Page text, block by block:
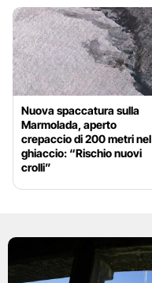
Nuova spaccatura sulla
Marmolada, aperto
crepaccio di 200 metri nel
ghiaccio: “Rischio nuovi
crolli”